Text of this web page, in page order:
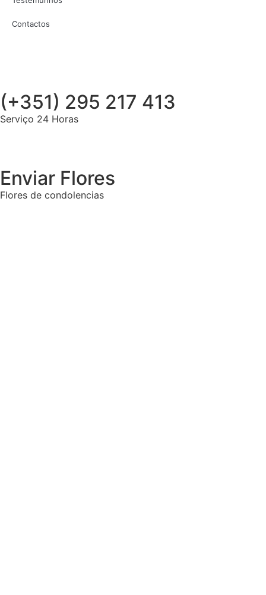
Contactos
(+351) 295 217 413
Serviço 24 Horas
Enviar Flores
Flores de condolencias